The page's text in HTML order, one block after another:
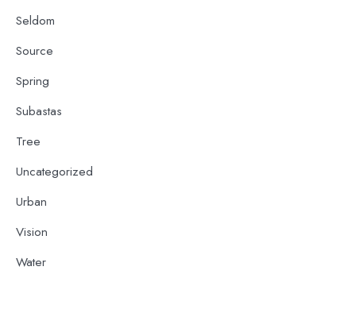
Seldom
Source
Spring
Subastas
Tree
Uncategorized
Urban
Vision
Water